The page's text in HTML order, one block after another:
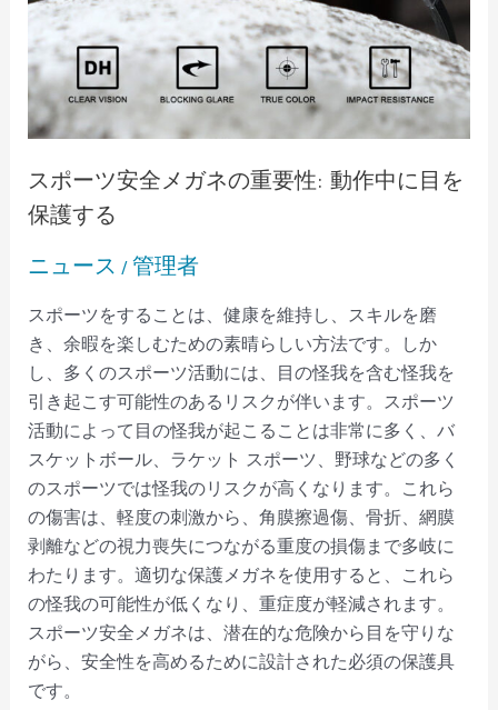
スポーツ安全メガネの重要性: 動作中に目を
保護する
ニュース /管理者
スポーツをすることは、健康を維持し、スキルを磨
き、余暇を楽しむための素晴らしい方法です。しか
し、多くのスポーツ活動には、目の怪我を含む怪我を
引き起こす可能性のあるリスクが伴います。スポーツ
活動によって目の怪我が起こることは非常に多く、バ
スケットボール、ラケット スポーツ、野球などの多く
のスポーツでは怪我のリスクが高くなります。これら
の傷害は、軽度の刺激から、角膜擦過傷、骨折、網膜
剥離などの視力喪失につながる重度の損傷まで多岐に
わたります。適切な保護メガネを使用すると、これら
の怪我の可能性が低くなり、重症度が軽減されます。
スポーツ安全メガネは、潜在的な危険から目を守りな
がら、安全性を高めるために設計された必須の保護具
です。
中
に
目
を
保
護
す
る